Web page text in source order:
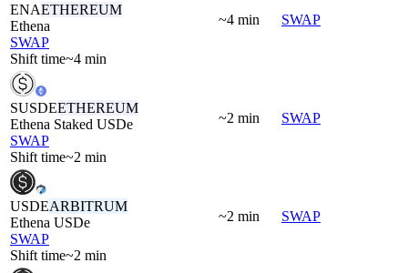
ENAETHEREUM
Ethena
SWAP
Shift time~4 min
~4 min SWAP
SUSDEETHEREUM
Ethena Staked USDe
SWAP
Shift time~2 min
~2 min SWAP
USDEARBITRUM
Ethena USDe
SWAP
Shift time~2 min
~2 min SWAP